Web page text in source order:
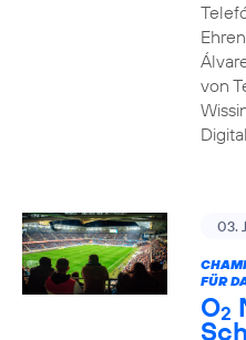
von
03.
FÜR
O2